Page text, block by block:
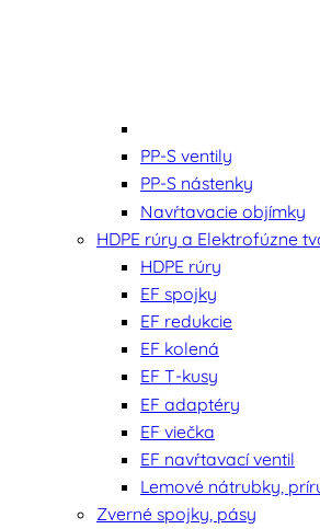
PP-S ventily
PP-S nástenky
Navŕtavacie objímky
HDPE rúry a Elektrofúzne
HDPE rúry
EF spojky
EF redukcie
EF kolená
EF T-kusy
EF adaptéry
EF viečka
EF navŕtavací ventil
Lemové nátrubky,
Zverné spojky, pásy